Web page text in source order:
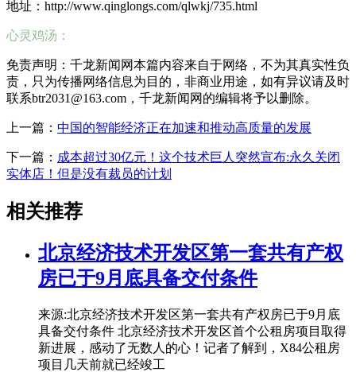
地址：http://www.qinglongs.com/qlwkj/735.html
心灵鸡汤：
免责声明：千龙新闻网本篇内容来自于网络，不为其真实性负
责，只为传播网络信息为目的，非商业用途，如有异议请及时
联系btr2031@163.com，千龙新闻网的编辑将予以删除。
上一篇： 中国的智能经济正在加速和推动高质量的发展
下一篇： 成本超过30亿元！这个技术巨人突然宣布:永久关闭
实体店！但是没有裁员的计划
相关推荐
北京经济技术开发区第一套共有产权
房已于9月底具备交付条件
来源:北京经济技术开发区第一套共有产权房已于9月底
具备交付条件 北京经济技术开发区首个公租房项目取得
新进展，感动了无数人的心！记者了解到，X84公租房
项目几天前就已经竣工